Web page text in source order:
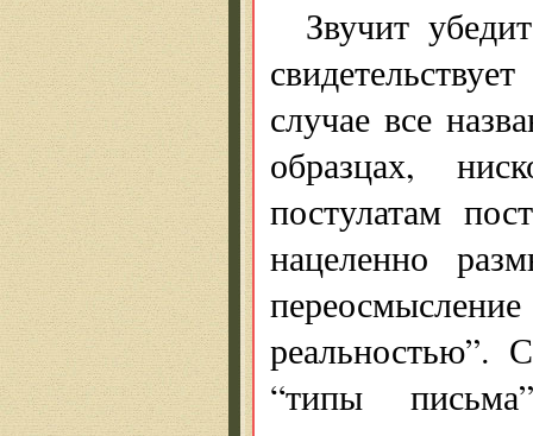
Звучит
случае все
образцах,
постулатам
нацеленно
реальностью”.
“типы